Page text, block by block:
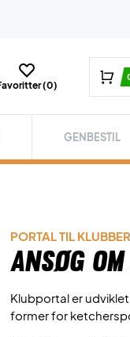
(0)
GENBESTIL
PORTAL TIL KLUBBER
Ansøg
Klubportal er
former for